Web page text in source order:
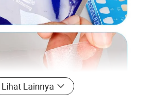
Lihat Lainnya